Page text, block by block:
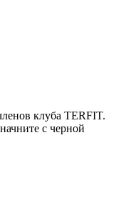
клуба TERFIT.
с черной